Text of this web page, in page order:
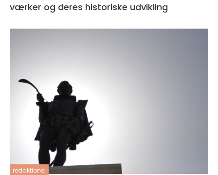
værker og deres historiske udvikling
redaktionel